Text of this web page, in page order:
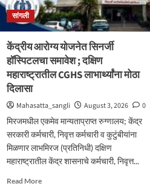
सांगली
केंद्रीय आरोग्य योजनेत सिनर्जी
हॉस्पिटलचा समावेश ; दक्षिण
महाराष्ट्रातील CGHS लाभार्थ्यांना मोठा
दिलासा
Mahasatta_sangli August 3, 2026
0
मिरजमधील एकमेव मान्यताप्राप्त रुग्णालय; केंद्र
सरकारी कर्मचारी, निवृत्त कर्मचारी व कुटुंबीयांना
मिळणार लाभमिरज (प्रतिनिधी) दक्षिण
महाराष्ट्रातील केंद्र शासनाचे कर्मचारी, निवृत्त...
Read MoreRead